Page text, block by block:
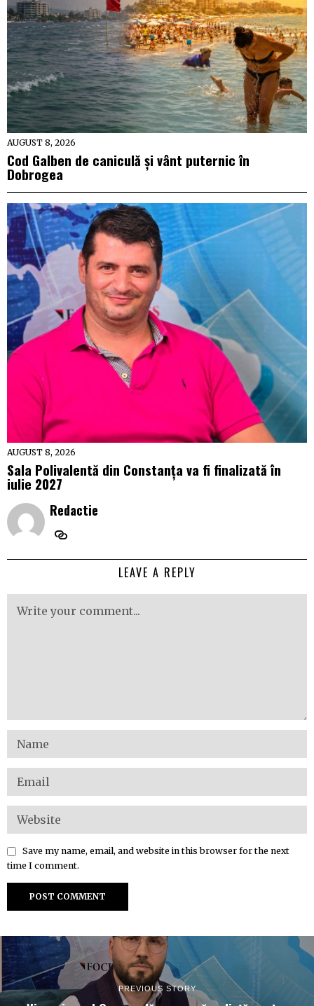
AUGUST 8, 2026
Cod Galben de caniculă și vânt puternic în
Dobrogea
AUGUST 8, 2026
Sala Polivalentă din Constanța va fi finalizată în
iulie 2027
Redactie
LEAVE A REPLY
Save my name, email, and website in this browser for the next
time I comment.
PREVIOUS STORY